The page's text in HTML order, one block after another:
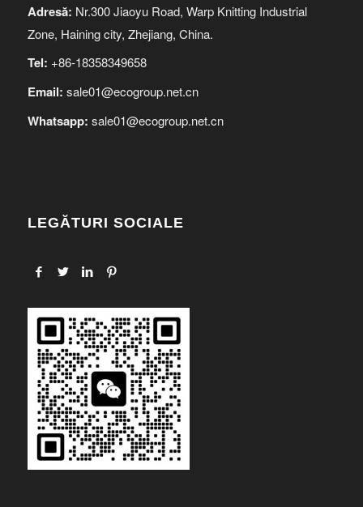
Adresă: Nr.300 Jiaoyu Road, Warp Knitting Industrial
Zone, Haining city, Zhejiang, China.
Tel: +86-18358349658
Email: sale01@ecogroup.net.cn
Whatsapp: sale01@ecogroup.net.cn
LEGĂTURI SOCIALE